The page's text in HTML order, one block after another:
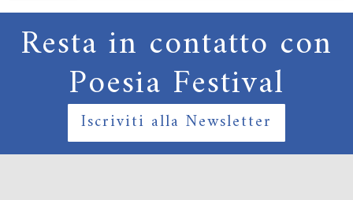
Resta in contatto con
Poesia Festival
Iscriviti alla Newsletter